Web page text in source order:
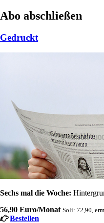
Abo abschließen
Gedruckt
Sechs mal die Woche:
56,90 Euro/Monat Soli: 72,90,
Bestellen